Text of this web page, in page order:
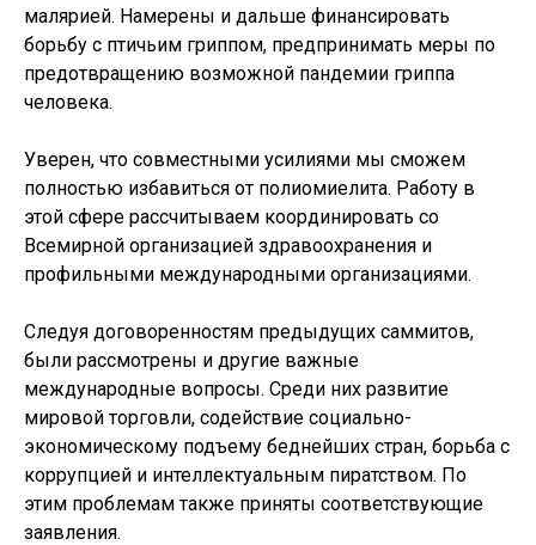
малярией. Намерены и дальше финансировать
борьбу с птичьим гриппом, предпринимать меры по
предотвращению возможной пандемии гриппа
человека.
Уверен, что совместными усилиями мы сможем
полностью избавиться от полиомиелита. Работу в
этой сфере рассчитываем координировать со
Всемирной организацией здравоохранения и
профильными международными организациями.
Следуя договоренностям предыдущих саммитов,
были рассмотрены и другие важные
международные вопросы. Среди них развитие
мировой торговли, содействие социально-
экономическому подъему беднейших стран, борьба с
коррупцией и интеллектуальным пиратством. По
этим проблемам также приняты соответствующие
заявления.